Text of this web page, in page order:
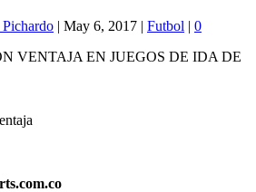
| May 6, 2017 | Futbol | 0